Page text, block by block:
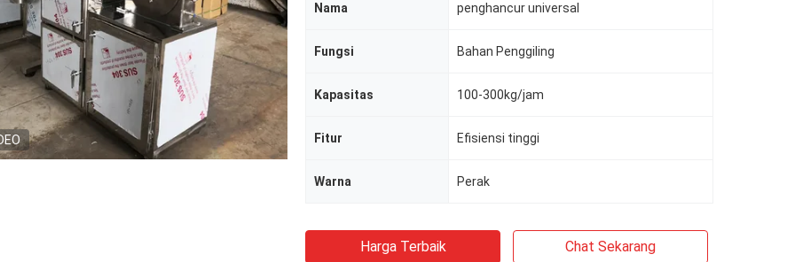
Nama penghancur universal
Fungsi Bahan Penggiling
Kapasitas 100-300kg/jam
Fitur Efisiensi tinggi
Warna Perak
Harga Terbaik Chat Sekarang